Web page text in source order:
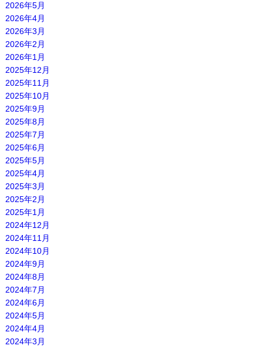
2026年5月
2026年4月
2026年3月
2026年2月
2026年1月
2025年12月
2025年11月
2025年10月
2025年9月
2025年8月
2025年7月
2025年6月
2025年5月
2025年4月
2025年3月
2025年2月
2025年1月
2024年12月
2024年11月
2024年10月
2024年9月
2024年8月
2024年7月
2024年6月
2024年5月
2024年4月
2024年3月